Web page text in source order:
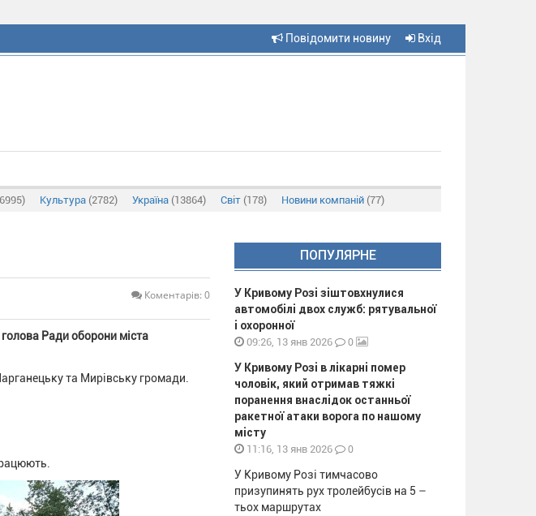
Повідомити новину Вхід
Культура (2782) Україна (13864) Світ (178) Новини компаній (77)
Коментарів: 0
Ради оборони міста
та Мирівську громади.
ПОПУЛЯРНЕ
У Кривому Розі зіштовхнулися
автомобілі двох служб: рятувальної
і охоронної
09:26, 13 янв 2026 0
У Кривому Розі в лікарні помер
чоловік, який отримав тяжкі
поранення внаслідок останньої
ракетної атаки ворога по нашому
місту
11:16, 13 янв 2026 0
У Кривому Розі тимчасово
призупинять рух тролейбусів на 5 –
тьох маршрутах